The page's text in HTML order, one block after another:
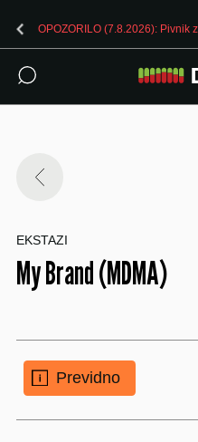
OPOZORILO (7.8.2026): Pivnik
EKSTAZI
My Brand (MDMA)
Previdno